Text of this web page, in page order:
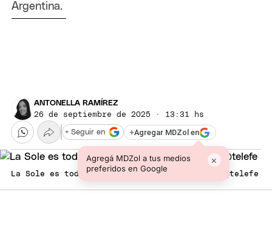
Argentina.
ANTONELLA RAMÍREZ
26 de septiembre de 2025 · 13:31 hs
+Agregar MDZol en
Agregá MDZol a tus medios
preferidos en Google
×
+ Seguir en
La Sole es toda una experta en el poncho. / @telefe